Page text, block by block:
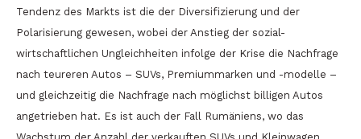
Tendenz des Markts ist die der Diversifizierung und der
Polarisierung gewesen, wobei der Anstieg der sozial-
wirtschaftlichen Ungleichheiten infolge der Krise die Nachfrage
nach teureren Autos – SUVs, Premiummarken und -modelle –
und gleichzeitig die Nachfrage nach möglichst billigen Autos
angetrieben hat. Es ist auch der Fall Rumäniens, wo das